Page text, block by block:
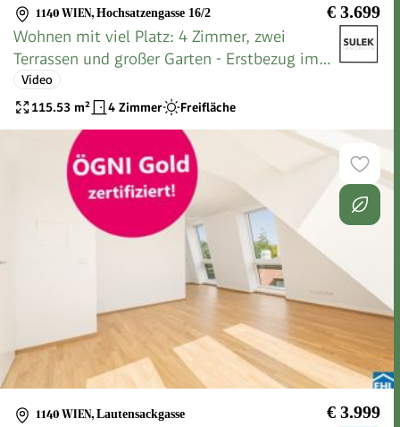
1140 WIEN, Hochsatzengasse 16/2 € 3.699
Wohnen mit viel Platz: 4 Zimmer, zwei
Terrassen und großer Garten - Erstbezug im
Rondelle XIV - Top 2
Video
115.53 m² 4 Zimmer Freifläche
1140 WIEN, Lautensackgasse € 3.999